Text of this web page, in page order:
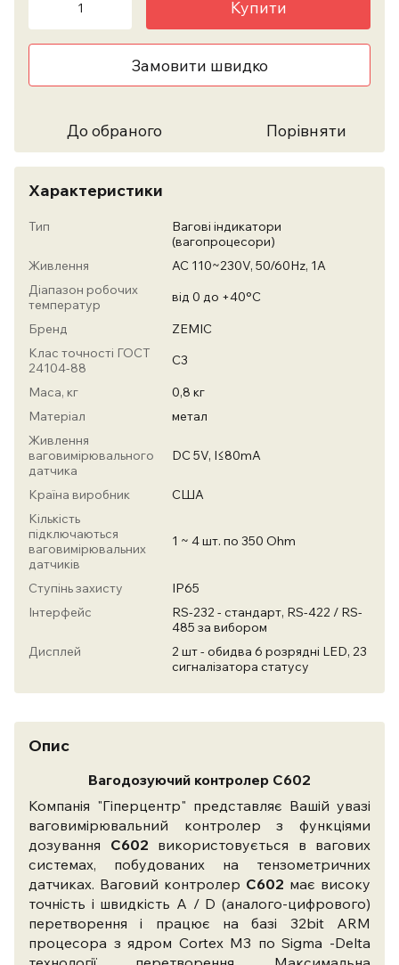
Купити
Замовити швидко
До обраного Порівняти
Характеристики
Тип
Вагові індикатори
(вагопроцесори)
Живлення
AC 110~230V, 50/60Hz, 1A
Діапазон робочих
температур
від 0 до +40°С
Бренд
ZEMIC
Клас точності ГОСТ
24104-88
С3
Маса, кг
0,8 кг
Матеріал
метал
Живлення
ваговимірювального
датчика
DC 5V, I≤80mA
Країна виробник
США
Кількість
підключаються
ваговимірювальних
датчиків
1 ~ 4 шт. по 350 Ohm
Ступінь захисту
IP65
Інтерфейс
RS-232 - стандарт, RS-422 / RS-
485 за вибором
Дисплей
2 шт - обидва 6 розрядні LED, 23
сигналізатора статусу
Опис
Вагодозуючий контролер С602
Компанія "Гіперцентр" представляє Вашій увазі
ваговимірювальний контролер з функціями
дозування C602 використовується в вагових
системах, побудованих на тензометричних
датчиках. Ваговий контролер C602 має високу
точність і швидкість A / D (аналого-цифрового)
перетворення і працює на базі 32bit ARM
процесора з ядром Cortex M3 по Sigma -Delta